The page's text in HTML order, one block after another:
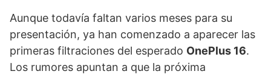
Aunque todavía faltan varios meses para su
presentación, ya han comenzado a aparecer las
primeras filtraciones del esperado OnePlus 16.
Los rumores apuntan a que la próxima